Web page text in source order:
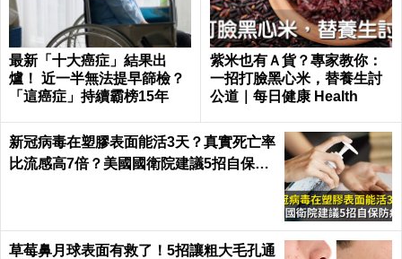
最新「十大癌症」結果出
爐！ 近一半無法提早篩檢？
「這癌症」持續霸榜15年
紫米也有Ａ貨？專家教你：
一招打臉黑心米，替養生討
公道｜每日健康 Health
新冠病毒在塑膠表面能活3天？真實死亡率
比流感高7倍？美國國衛院建議5招自保防
草莓鼻月球表面有救了！5招讓粗大毛孔通